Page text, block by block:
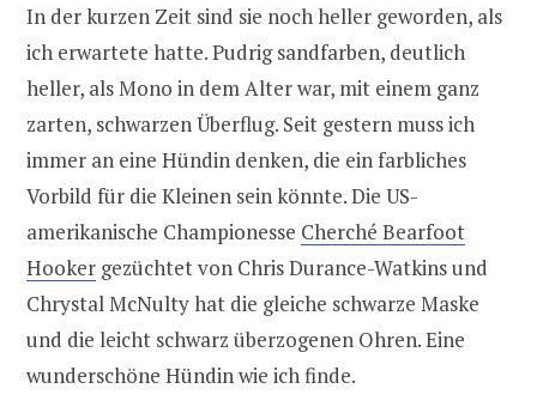
In der kurzen Zeit sind sie noch heller geworden, als
ich erwartete hatte. Pudrig sandfarben, deutlich
heller, als Mono in dem Alter war, mit einem ganz
zarten, schwarzen Überflug. Seit gestern muss ich
immer an eine Hündin denken, die ein farbliches
Vorbild für die Kleinen sein könnte. Die US-
amerikanische Championesse Cherché Bearfoot
Hooker gezüchtet von Chris Durance-Watkins und
Chrystal McNulty hat die gleiche schwarze Maske
und die leicht schwarz überzogenen Ohren. Eine
wunderschöne Hündin wie ich finde.